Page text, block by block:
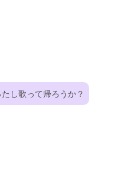
し歌って帰ろうか？